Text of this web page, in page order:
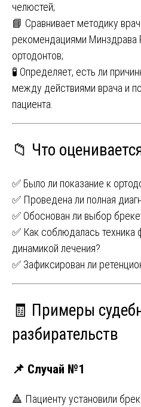
челюстей;
📘 Сравнивает методику
рекомендациями Минздрава
ортодонтов;
🧪 Определяет, есть ли
между действиями врача и
пациента.
📁 Что
✅ Было ли показание к
✅ Проведена ли полная
✅ Обоснован ли выбор
✅ Как соблюдалась техника
динамикой лечения?
✅ Зафиксирован ли
🧾 Примеры
разбирательств
📌 Случай №1
🔺 Пациенту установили